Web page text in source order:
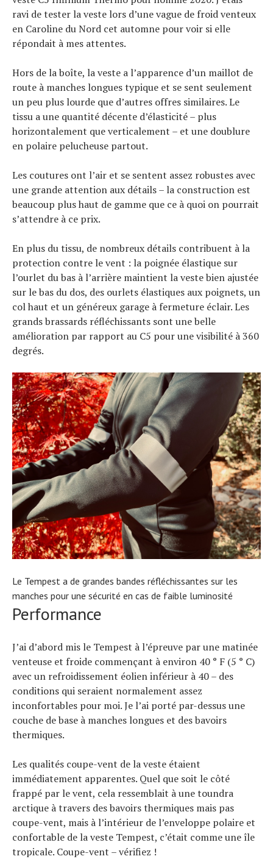
ravi de tester la veste lors d’une vague de froid venteux
en Caroline du Nord cet automne pour voir si elle
répondait à mes attentes.
Hors de la boîte, la veste a l’apparence d’un maillot de
route à manches longues typique et se sent seulement
un peu plus lourde que d’autres offres similaires. Le
tissu a une quantité décente d’élasticité – plus
horizontalement que verticalement – et une doublure
en polaire pelucheuse partout.
Les coutures ont l’air et se sentent assez robustes avec
une grande attention aux détails – la construction est
beaucoup plus haut de gamme que ce à quoi on pourrait
s’attendre à ce prix.
En plus du tissu, de nombreux détails contribuent à la
protection contre le vent : la poignée élastique sur
l’ourlet du bas à l’arrière maintient la veste bien ajustée
sur le bas du dos, des ourlets élastiques aux poignets, un
col haut et un généreux garage à fermeture éclair. Les
grands brassards réfléchissants sont une belle
amélioration par rapport au C5 pour une visibilité à 360
degrés.
Le Tempest a de grandes bandes réfléchissantes sur les
manches pour une sécurité en cas de faible luminosité
Performance
J’ai d’abord mis le Tempest à l’épreuve par une matinée
venteuse et froide commençant à environ 40 ° F (5 ° C)
avec un refroidissement éolien inférieur à 40 – des
conditions qui seraient normalement assez
inconfortables pour moi. Je l’ai porté par-dessus une
couche de base à manches longues et des bavoirs
thermiques.
Les qualités coupe-vent de la veste étaient
immédiatement apparentes. Quel que soit le côté
frappé par le vent, cela ressemblait à une toundra
arctique à travers des bavoirs thermiques mais pas
coupe-vent, mais à l’intérieur de l’enveloppe polaire et
confortable de la veste Tempest, c’était comme une île
tropicale. Coupe-vent – vérifiez !